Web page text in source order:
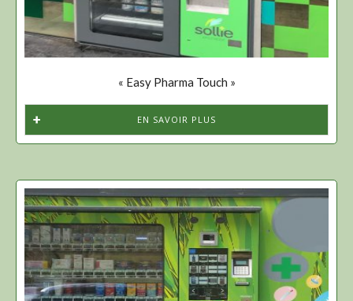
« Easy Pharma Touch »
EN SAVOIR PLUS